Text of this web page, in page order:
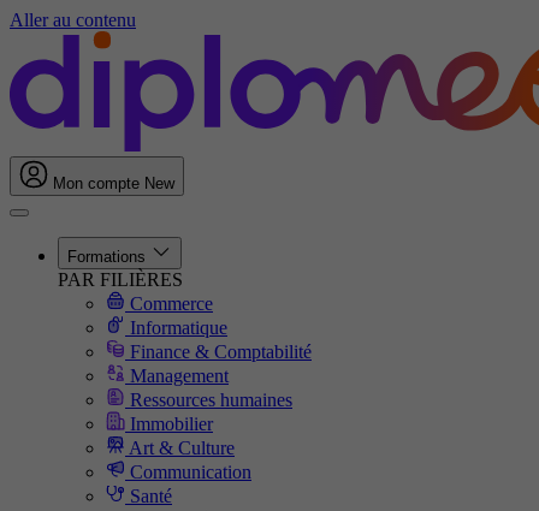
Aller au contenu
Mon compte New
Formations
PAR FILIÈRES
Commerce
Informatique
Finance & Comptabilité
Management
Ressources humaines
Immobilier
Art & Culture
Communication
Santé